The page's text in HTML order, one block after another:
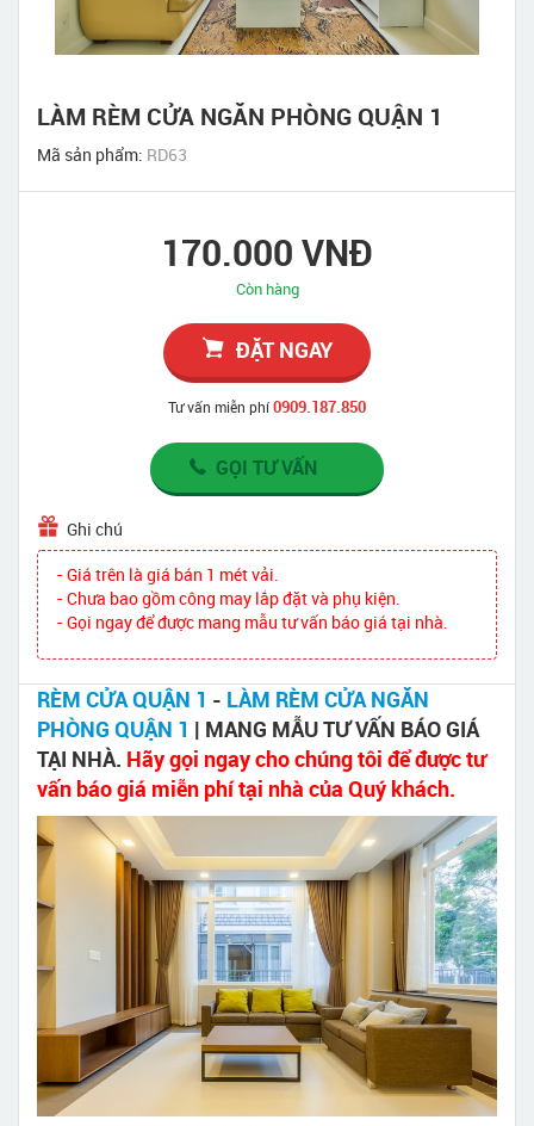
LÀM RÈM CỬA NGĂN PHÒNG QUẬN 1
Mã sản phẩm: RD63
170.000 VNĐ
Còn hàng
ĐẶT NGAY
Tư vấn miễn phí0909.187.850
GỌI TƯ VẤN
Ghi chú
- Giá trên là giá bán 1 mét vải.
- Chưa bao gồm công may lắp đặt và phụ kiện.
- Gọi ngay để được mang mẫu tư vấn báo giá tại nhà.
RÈM CỬA QUẬN 1 - LÀM RÈM CỬA NGĂN
PHÒNG QUẬN 1 | MANG MẪU TƯ VẤN BÁO GIÁ
TẠI NHÀ. Hãy gọi ngay cho chúng tôi để được tư
vấn báo giá miễn phí tại nhà của Quý khách.